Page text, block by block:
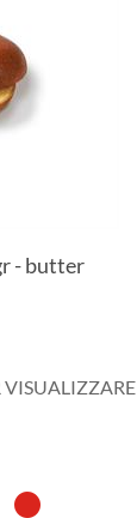
- butter
VISUALIZZARE